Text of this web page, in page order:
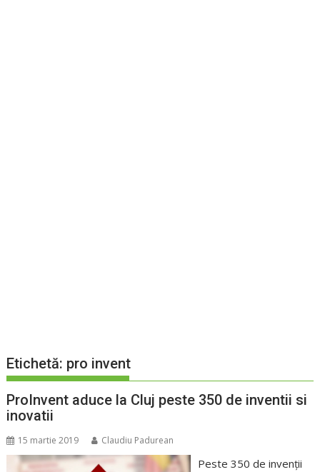
Etichetă: pro invent
ProInvent aduce la Cluj peste 350 de inventii si
inovatii
15 martie 2019 Claudiu Padurean
Peste 350 de invenţii